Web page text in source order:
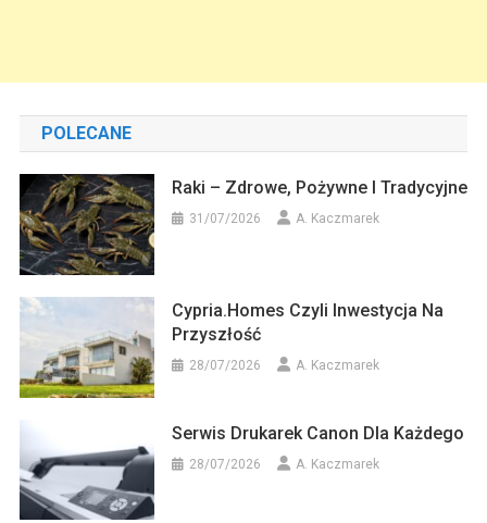
POLECANE
Raki – Zdrowe, Pożywne I Tradycyjne
31/07/2026 A. Kaczmarek
Cypria.homes Czyli Inwestycja Na
Przyszłość
28/07/2026 A. Kaczmarek
Serwis Drukarek Canon Dla Każdego
28/07/2026 A. Kaczmarek